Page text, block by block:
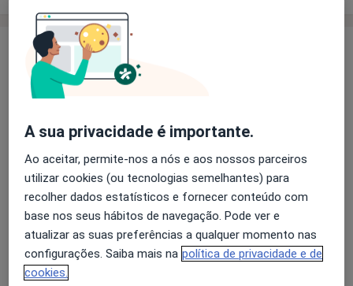
Experiência
Psicoterapeuta Psicanalítico (Associação de Psicanálise
Relacional)
Mestrado em Psicologia Clínica e da Saúde pela
Faculdade de Psicologia da Universidade de Lisboa
Especialização avançada em Sexologia Clínica
Especialização avançada em Terapia de Casal
Membro efetivo da Ordem dos Psicólogos
Portugueses (Cédula nº 22861), Certificado Europeu da
Psicologia (Europsy) e Membro internacional afiliado
A sua privacidade é importante.
Ao aceitar, permite-nos a nós e aos nossos parceiros
utilizar cookies (ou tecnologias semelhantes) para
recolher dados estatísticos e fornecer conteúdo com
base nos seus hábitos de navegação. Pode ver e
atualizar as suas preferências a qualquer momento nas
configurações. Saiba mais na política de privacidade e de
cookies.